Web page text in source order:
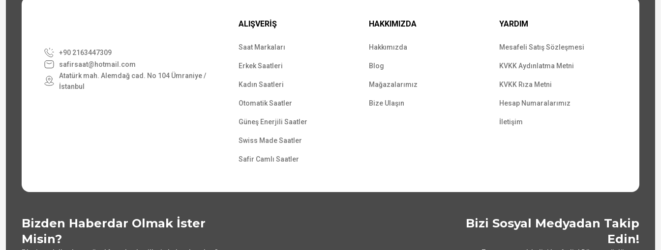
+90 2163447309
safirsaat@hotmail.com
Atatürk mah. Alemdağ cad. No 104 Ümraniye /
İstanbul
ALIŞVERİŞ
Saat Markaları
Erkek Saatleri
Kadın Saatleri
Otomatik Saatler
Güneş Enerjili Saatler
Swiss Made Saatler
Safir Camlı Saatler
HAKKIMIZDA
Hakkımızda
Blog
Mağazalarımız
Bize Ulaşın
YARDIM
Mesafeli Satış Sözleşmesi
KVKK Aydınlatma Metni
KVKK Rıza Metni
Hesap Numaralarımız
İletişim
Bizden Haberdar Olmak İster
Misin?
Bizi Sosyal Medyadan Takip
Edin!